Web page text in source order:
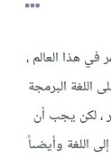
هذا العالم ،
البرمجة
، لكن يجب أن
اللغة وأيضىاً